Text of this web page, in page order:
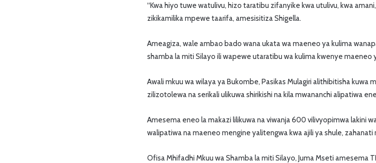
“Kwa hiyo tuwe watulivu, hizo taratibu zifanyike kwa utulivu, kwa
zikikamilika mpewe taarifa, amesisitiza Shigella.
Ameagiza, wale ambao bado wana ukata wa maeneo ya kulima
shamba la miti Silayo ili wapewe utaratibu wa kulima kwenye maeneo
Awali mkuu wa wilaya ya Bukombe, Pasikas Mulagiri alithibitisha kuwa
zilizotolewa na serikali ulikuwa shirikishi na kila mwananchi alipatiwa
Amesema eneo la makazi lilikuwa na viwanja 600 vilivyopimwa lakini
walipatiwa na maeneo mengine yalitengwa kwa ajili ya shule, zahanati
Ofisa Mhifadhi Mkuu wa Shamba la miti Silayo, Juma Mseti amesema